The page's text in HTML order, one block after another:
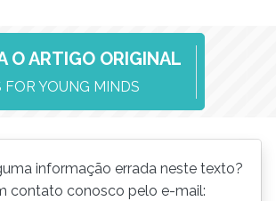
O ARTIGO ORIGINAL
FOR YOUNG MINDS
informação errada neste texto?
contato conosco pelo e-mail: